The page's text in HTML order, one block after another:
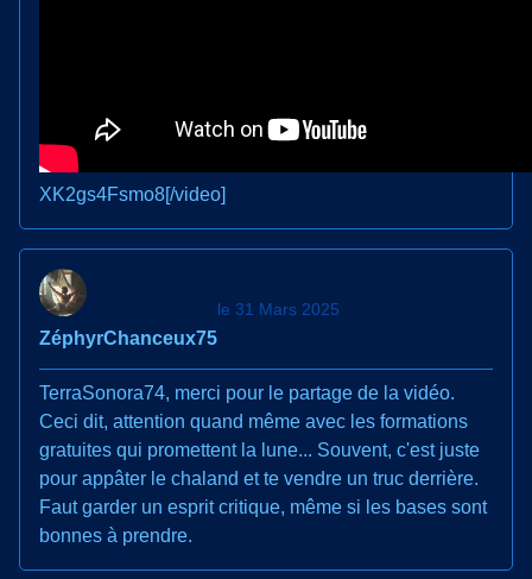
XK2gs4Fsmo8[/video]
ZéphyrChanceux75
le 31 Mars 2025
TerraSonora74, merci pour le partage de la vidéo.
Ceci dit, attention quand même avec les formations
gratuites qui promettent la lune... Souvent, c'est juste
pour appâter le chaland et te vendre un truc derrière.
Faut garder un esprit critique, même si les bases sont
bonnes à prendre.